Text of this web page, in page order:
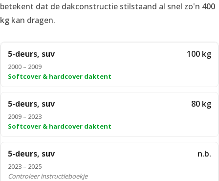
betekent dat de dakconstructie stilstaand al snel zo'n 400
kg kan dragen.
5-deurs, suv
2000 – 2009
100 kg
Softcover & hardcover daktent
5-deurs, suv
2009 – 2023
80 kg
Softcover & hardcover daktent
5-deurs, suv
2023 – 2025
n.b.
Controleer instructieboekje